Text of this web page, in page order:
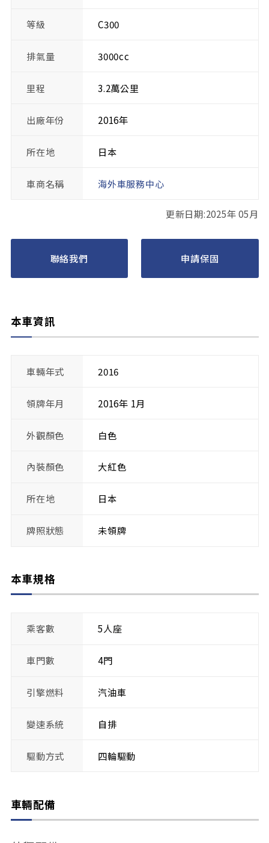
等級 C300
排氣量 3000cc
里程 3.2萬公里
出廠年份 2016年
所在地 日本
車商名稱 海外車服務中心
更新日期:2025年 05月
聯絡我們 申請保固
本車資訊
車輛年式 2016
領牌年月 2016年 1月
外觀顏色 白色
內裝顏色 大紅色
所在地 日本
牌照狀態 未領牌
本車規格
乘客數 5人座
車門數 4門
引擎燃料 汽油車
變速系統 自排
驅動方式 四輪驅動
車輛配備